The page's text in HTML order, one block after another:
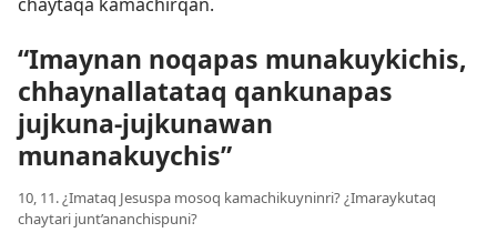
“Imaynan noqapas munakuykichis,
chhaynallatataq qankunapas
jujkuna-jujkunawan
munanakuychis”
10, 11. ¿Imataq Jesuspa mosoq kamachikuyninri? ¿Imaraykutaq
chaytari junt’ananchispuni?